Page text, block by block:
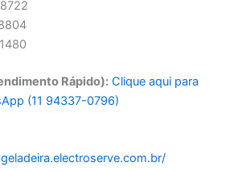
Rápido): Clique aqui para
(11 94337-0796)